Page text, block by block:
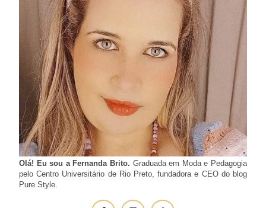
Olá! Eu sou a Fernanda Brito. Graduada em Moda e Pedagogia
pelo Centro Universitário de Rio Preto, fundadora e CEO do blog
Pure Style.